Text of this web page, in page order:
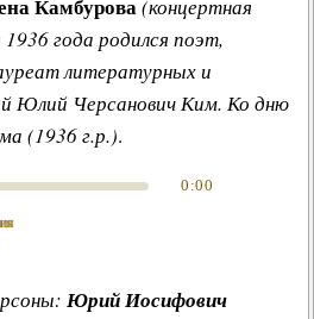
Камбурова(концертная
года родился поэт,
литературных и
Юлий Черсанович Ким. Ко дню
(1936 г.р.).
0:00
Юрий Иосифович